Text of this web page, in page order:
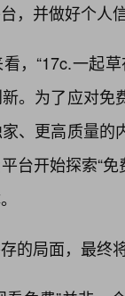
，并做好个人
，“17c.一起
。为了应对
、更高质量
台开始探索“
的局面，最终